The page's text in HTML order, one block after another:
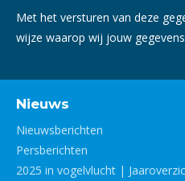
Met het versturen van deze
wijze waarop wij jouw
Nieuws
Nieuwsberichten
Persberichten
2025 in vogelvlucht |